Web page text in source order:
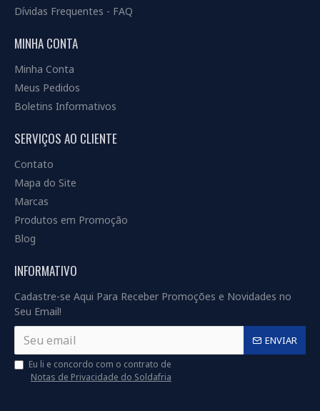
Dívidas Frequentes - FAQ
MINHA CONTA
Minha Conta
Meus Pedidos
Boletins Informativos
SERVIÇOS AO CLIENTE
Contato
Mapa do Site
Marcas
Produtos em Promoção
Blog
INFORMATIVO
Cadastre-se Aqui Para Receber Promoções e Novidades no
Seu Email!
ENVIAR
Eu li e concordo com o contrato de
Notas de Privacidade do Soldafria